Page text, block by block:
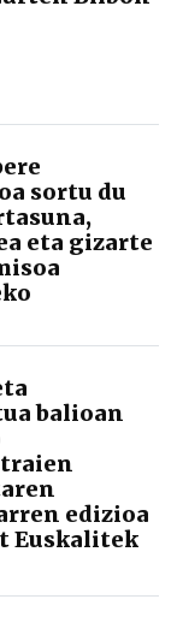
sortu du
eta gizarte
balioan
edizioa
Euskalitek